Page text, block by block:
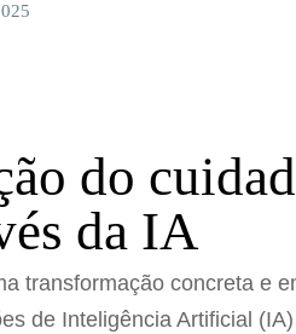
do
da IA
transformação concreta e
de Inteligência Artificial